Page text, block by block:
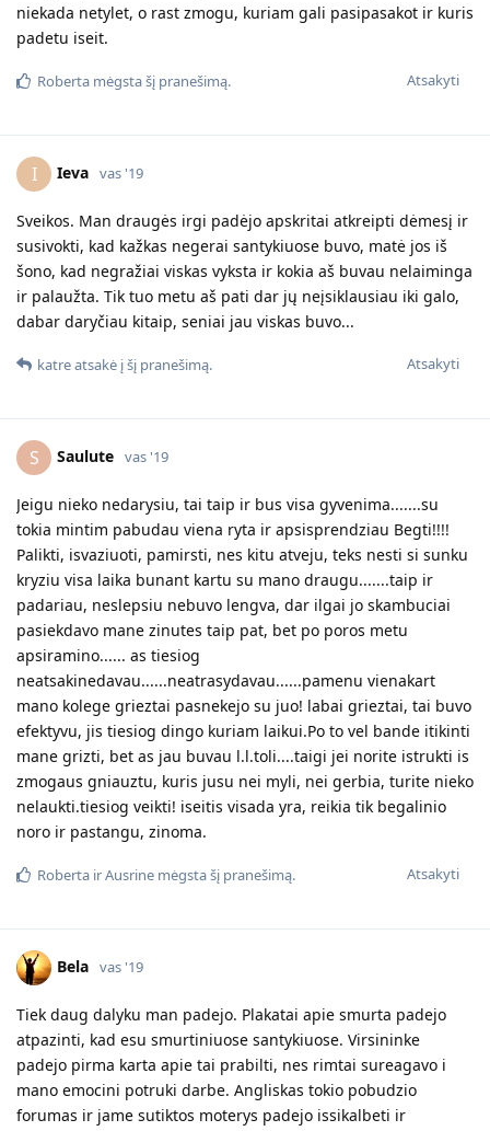
niekada netylet, o rast zmogu, kuriam gali pasipasakot ir kuris
padetu iseit.
Atsakyti
Roberta mėgsta šį pranešimą.
I Ieva vas '19
Sveikos. Man draugės irgi padėjo apskritai atkreipti dėmesį ir
susivokti, kad kažkas negerai santykiuose buvo, matė jos iš
šono, kad negražiai viskas vyksta ir kokia aš buvau nelaiminga
ir palaužta. Tik tuo metu aš pati dar jų neįsiklausiau iki galo,
dabar daryčiau kitaip, seniai jau viskas buvo...
Atsakyti
katreatsakė į šį pranešimą.
S Saulute vas '19
Jeigu nieko nedarysiu, tai taip ir bus visa gyvenima.......su
tokia mintim pabudau viena ryta ir apsisprendziau Begti!!!!
Palikti, isvaziuoti, pamirsti, nes kitu atveju, teks nesti si sunku
kryziu visa laika bunant kartu su mano draugu.......taip ir
padariau, neslepsiu nebuvo lengva, dar ilgai jo skambuciai
pasiekdavo mane zinutes taip pat, bet po poros metu
apsiramino...... as tiesiog
neatsakinedavau......neatrasydavau......pamenu vienakart
mano kolege grieztai pasnekejo su juo! labai grieztai, tai buvo
efektyvu, jis tiesiog dingo kuriam laikui.Po to vel bande itikinti
mane grizti, bet as jau buvau l.l.toli....taigi jei norite istrukti is
zmogaus gniauztu, kuris jusu nei myli, nei gerbia, turite nieko
nelaukti.tiesiog veikti! iseitis visada yra, reikia tik begalinio
noro ir pastangu, zinoma.
Atsakyti
Roberta irAusrine mėgsta šį pranešimą.
Bela vas '19
Tiek daug dalyku man padejo. Plakatai apie smurta padejo
atpazinti, kad esu smurtiniuose santykiuose. Virsininke
padejo pirma karta apie tai prabilti, nes rimtai sureagavo i
mano emocini potruki darbe. Angliskas tokio pobudzio
forumas ir jame sutiktos moterys padejo issikalbeti ir